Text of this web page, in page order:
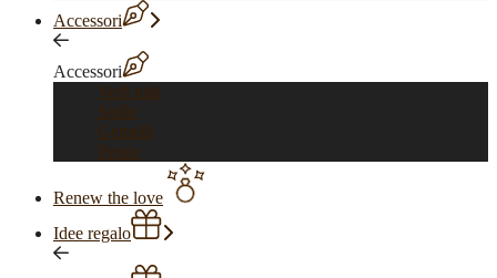
Accessori
Accessori
Vedi tutti
Spille
Gemelli
Penne
Renew the love
Idee regalo